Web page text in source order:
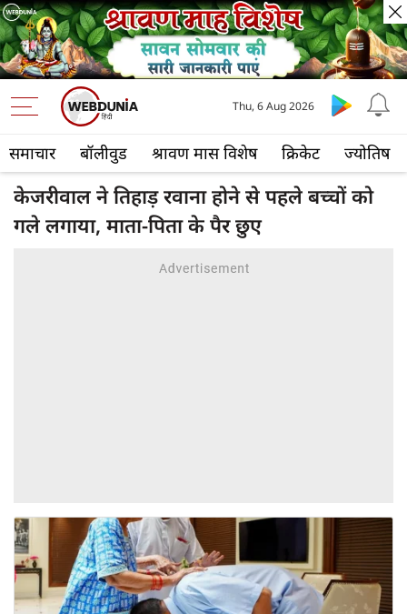
समाचार बॉलीवुड श्रावण मास विशेष क्रिकेट ज्योतिष
Thu, 6 Aug 2026
केजरीवाल ने तिहाड़ रवाना होने से पहले बच्चों को
गले लगाया, माता-पिता के पैर छुए